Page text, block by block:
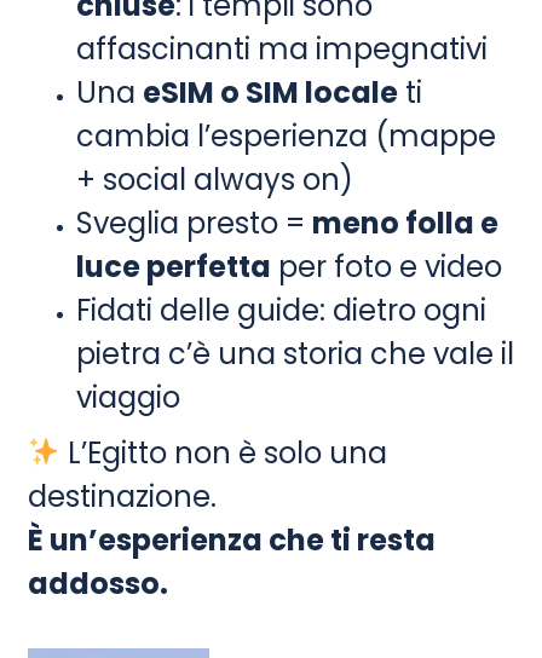
affascinanti ma impegnativi
Una eSIM o SIM localeti
cambia l’esperienza (mappe
+ social always on)
Sveglia presto = meno folla e
luce perfetta per foto e video
Fidati delle guide: dietro ogni
pietra c’è una storia che vale il
viaggio
L’Egitto non è solo una
destinazione.
È un’esperienza che ti resta
addosso.